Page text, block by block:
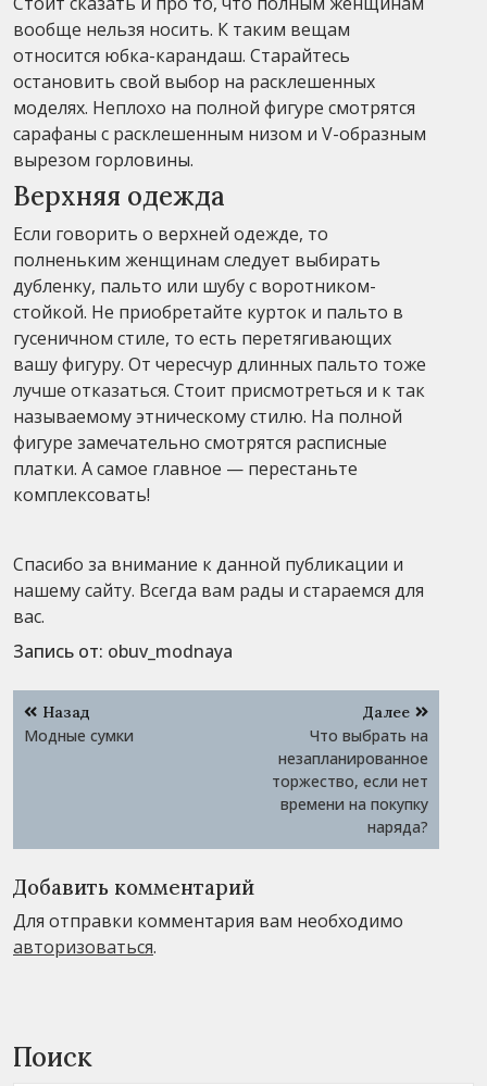
вообще нельзя носить. К таким вещам
относится юбка-карандаш. Старайтесь
остановить свой выбор на расклешенных
моделях. Неплохо на полной фигуре смотрятся
сарафаны с расклешенным низом и V-образным
вырезом горловины.
Верхняя одежда
Если говорить о верхней одежде, то
полненьким женщинам следует выбирать
дубленку, пальто или шубу с воротником-
стойкой. Не приобретайте курток и пальто в
гусеничном стиле, то есть перетягивающих
вашу фигуру. От чересчур длинных пальто тоже
лучше отказаться. Стоит присмотреться и к так
называемому этническому стилю. На полной
фигуре замечательно смотрятся расписные
платки. А самое главное — перестаньте
комплексовать!
Спасибо за внимание к данной публикации и
нашему сайту. Всегда вам рады и стараемся для
вас.
Запись от: obuv_modnaya
Навигация
по
Назад
Модные сумки
Далее
Что выбрать на
незапланированное
торжество, если нет
времени на покупку
наряда?
Добавить комментарий
Для отправки комментария вам необходимо
авторизоваться.
Поиск